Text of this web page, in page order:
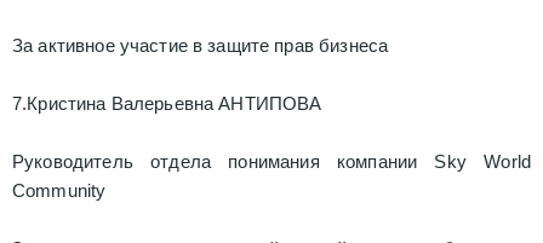
За активное участие в защите прав бизнеса
7.Кристина Валерьевна АНТИПОВА
Руководитель отдела понимания компании Sky World
Community